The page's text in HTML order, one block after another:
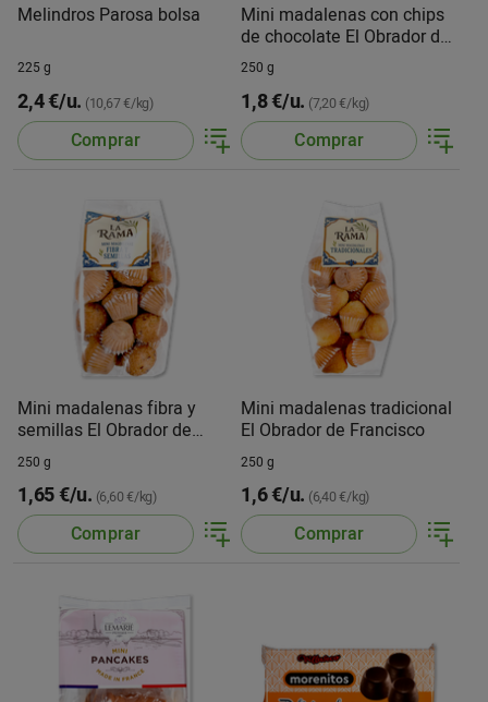
Melindros Parosa bolsa
225 g
2,4 €/u. (10,67 €/kg)
Comprar
Mini madalenas con chips
de chocolate El Obrador de
Francisco
250 g
1,8 €/u. (7,20 €/kg)
Comprar
Mini madalenas fibra y
semillas El Obrador de
Francisco
250 g
1,65 €/u. (6,60 €/kg)
Comprar
Mini madalenas tradicional
El Obrador de Francisco
250 g
1,6 €/u. (6,40 €/kg)
Comprar